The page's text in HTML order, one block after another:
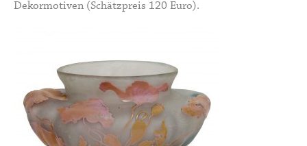
Dekormotiven (Schätzpreis 120 Euro).